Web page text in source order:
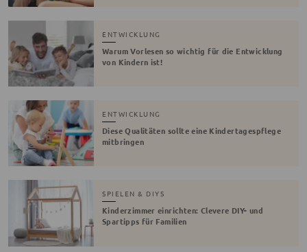
ENTWICKLUNG
Warum Vorlesen so wichtig für die Entwicklung
von Kindern ist!
ENTWICKLUNG
Diese Qualitäten sollte eine Kindertagespflege
mitbringen
SPIELEN & DIYS
Kinderzimmer einrichten: Clevere DIY- und
Spartipps für Familien